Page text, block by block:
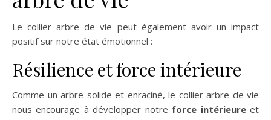
Le collier arbre de vie peut également avoir un impact
positif sur notre état émotionnel :
Résilience et force intérieure
Comme un arbre solide et enraciné, le collier arbre de vie
nous encourage à développer notre force intérieureet